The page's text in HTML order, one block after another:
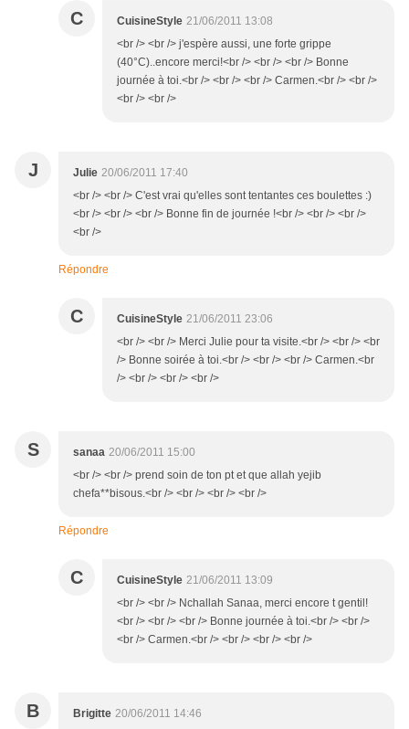
C CuisineStyle 21/06/2011 13:08
<br /> <br /> j'espère aussi, une forte grippe
(40°C)..encore merci!<br /> <br /> <br /> Bonne
journée à toi.<br /> <br /> <br /> Carmen.<br /> <br />
<br /> <br />
J Julie 20/06/2011 17:40
<br /> <br /> C'est vrai qu'elles sont tentantes ces boulettes :)
<br /> <br /> <br /> Bonne fin de journée !<br /> <br /> <br />
<br />
Répondre
C CuisineStyle 21/06/2011 23:06
<br /> <br /> Merci Julie pour ta visite.<br /> <br /> <br
/> Bonne soirée à toi.<br /> <br /> <br /> Carmen.<br
/> <br /> <br /> <br />
S sanaa 20/06/2011 15:00
<br /> <br /> prend soin de ton pt et que allah yejib
chefa**bisous.<br /> <br /> <br /> <br />
Répondre
C CuisineStyle 21/06/2011 13:09
<br /> <br /> Nchallah Sanaa, merci encore t gentil!
<br /> <br /> <br /> Bonne journée à toi.<br /> <br />
<br /> Carmen.<br /> <br /> <br /> <br />
B Brigitte 20/06/2011 14:46